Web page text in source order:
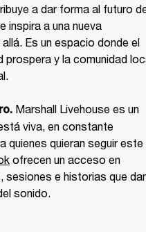
a dar forma al futuro
inspira a una nueva
Es un espacio donde el
prospera y la comunidad
Marshall Livehouse es un
viva, en constante
quienes quieran seguir este
ofrecen un acceso en
sesiones e historias que
sonido.